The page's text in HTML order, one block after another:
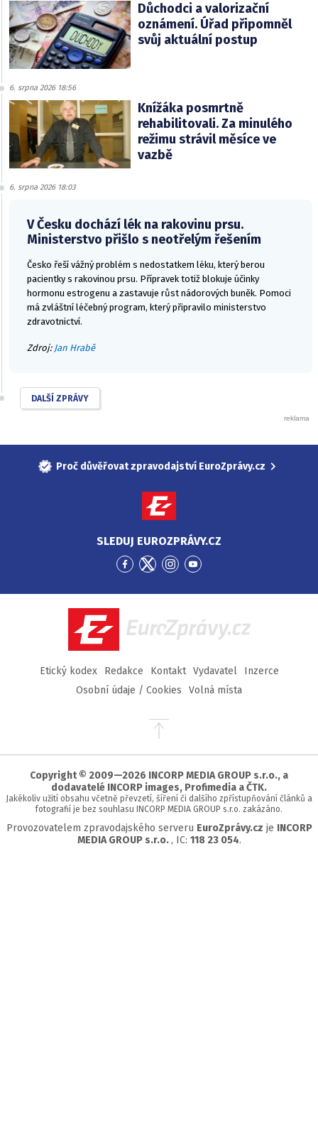
Důchodci a valorizační
oznámení. Úřad připomněl
svůj aktuální postup
6. srpna 2026 18:56
Knížáka posmrtně
rehabilitovali. Za minulého
režimu strávil měsíce ve
vazbě
6. srpna 2026 18:03
V Česku dochází lék na rakovinu prsu.
Ministerstvo přišlo s neotřelým řešením
Česko řeší vážný problém s nedostatkem léku, který berou
pacientky s rakovinou prsu. Přípravek totiž blokuje účinky
hormonu estrogenu a zastavuje růst nádorových buněk. Pomoci
má zvláštní léčebný program, který připravilo ministerstvo
zdravotnictví.
Zdroj: Jan Hrabě
DALŠÍ ZPRÁVY
Proč důvěřovat zpravodajství EuroZprávy.cz
SLEDUJ EUROZPRÁVY.CZ
Přejít
Facebook
Přejít
Twitter
Přejít
Instagram
Přejít
YouTube
EuroZprávy.cz
Etický kodex Redakce Kontakt Vydavatel
Inzerce
Osobní údaje / Cookies
Volná místa
Přejít
stránky
Copyright © 2009—2026 INCORP MEDIA GROUP s.r.o., a
dodavatelé INCORP images, Profimedia a ČTK.
Jakékoliv užití obsahu včetně převzetí, šíření či dalšího zpřístupňování článků a
fotografií je bez souhlasu INCORP MEDIA GROUP s.r.o. zakázáno.
Provozovatelem zpravodajského serveru EuroZprávy.cz je INCORP
MEDIA GROUP s.r.o. , IC: 118 23 054.